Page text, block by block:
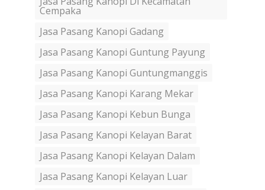
Cempaka
Jasa Pasang Kanopi Gadang
Jasa Pasang Kanopi Guntung Payung
Jasa Pasang Kanopi Guntungmanggis
Jasa Pasang Kanopi Karang Mekar
Jasa Pasang Kanopi Kebun Bunga
Jasa Pasang Kanopi Kelayan Barat
Jasa Pasang Kanopi Kelayan Dalam
Jasa Pasang Kanopi Kelayan Luar